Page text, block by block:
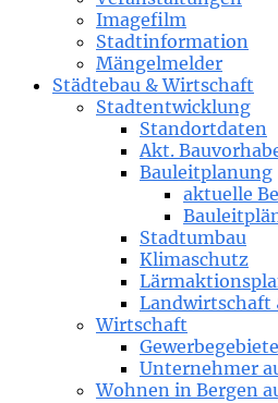
Imagefilm
Stadtinformation
Mängelmelder
Städtebau & Wirtschaft
Stadtentwicklung
Standortdaten
Akt.
Bauleitplanung
aktuelle
Stadtumbau
Klimaschutz
Landwirtschaft
Wirtschaft
Gewerbegebiete
Unternehmer
Wohnen in Bergen